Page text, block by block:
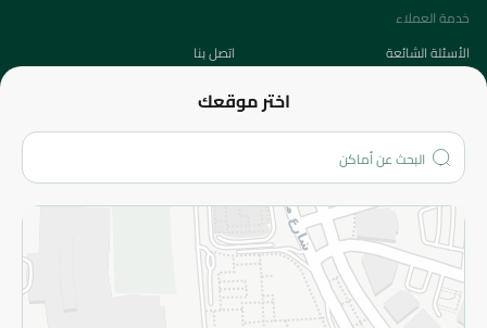
اختر موقعك
خدمة العملاء
الأسئلة الشائعة
اتصل بنا
من نحن؟
الفروع
المزيد
الاسترجاع
سياسة الاستخدام
سياسة الخصوصية
قم بالتسجيل للنشرة